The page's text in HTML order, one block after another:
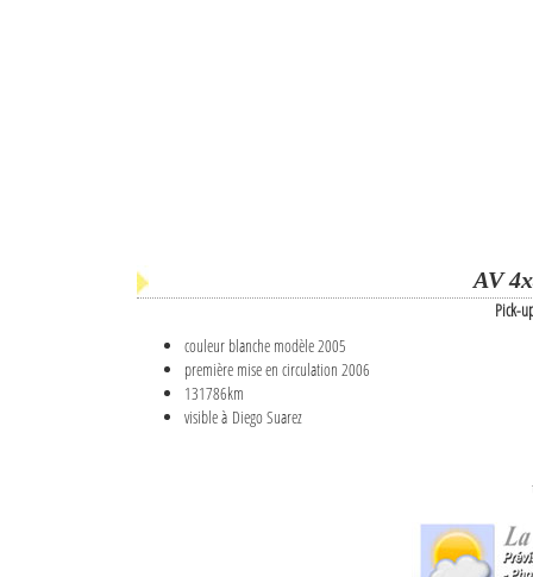
AV
Pick-
couleur blanche modèle 2005
première mise en circulation 2006
131786km
visible à Diego Suarez